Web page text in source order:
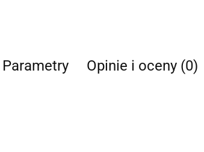
Parametry Opinie i oceny (0)